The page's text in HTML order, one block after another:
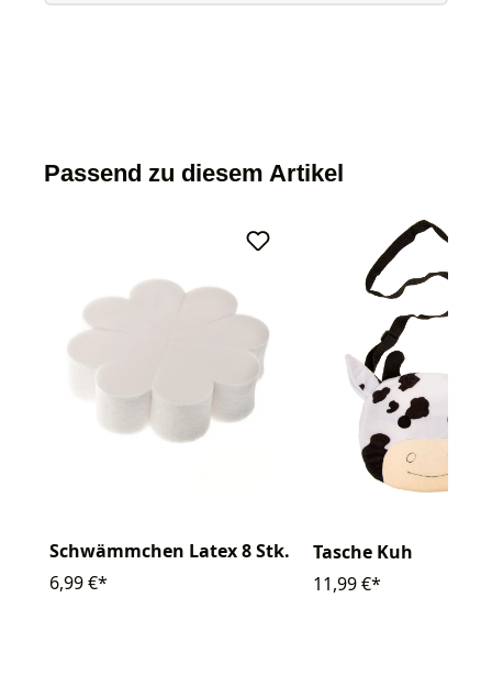
Passend zu diesem Artikel
Schwämmchen Latex 8 Stk.
6,99 €*
Tasche Kuh
11,99 €*